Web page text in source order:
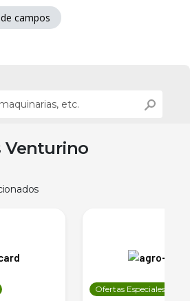
campos
Venturino
Ofertas Especiales